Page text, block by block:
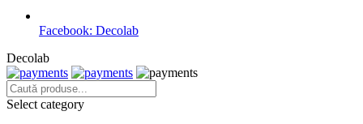
Facebook: Decolab
Decolab
Select category